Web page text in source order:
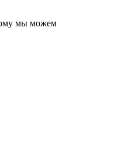
мы можем